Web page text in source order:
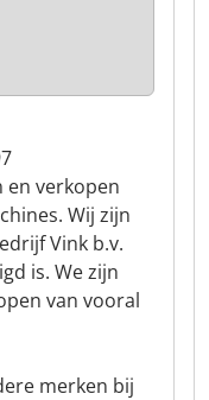
en verkopen
Wij zijn
Vink b.v.
is. We zijn
van vooral
merken bij